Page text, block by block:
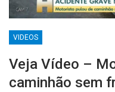
VIDEOS
Veja Vídeo –
caminhão sem